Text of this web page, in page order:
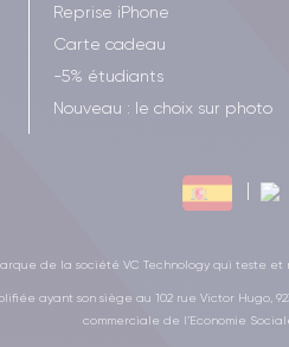
Reprise iPhone
Carte cadeau
-5% étudiants
Nouveau : le choix sur photo
de la société VC Technology qui teste et
ayant son siège au 102 rue Victor Hugo,
commerciale de l’Economie